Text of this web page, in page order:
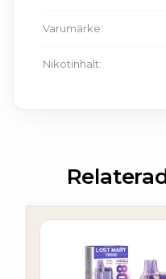
Varumärke:
Nikotinhalt: